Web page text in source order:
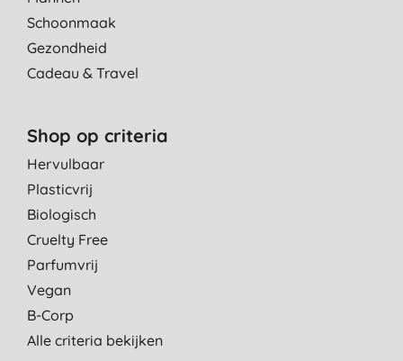
Schoonmaak
Gezondheid
Cadeau & Travel
Shop op criteria
Hervulbaar
Plasticvrij
Biologisch
Cruelty Free
Parfumvrij
Vegan
B-Corp
Alle criteria bekijken